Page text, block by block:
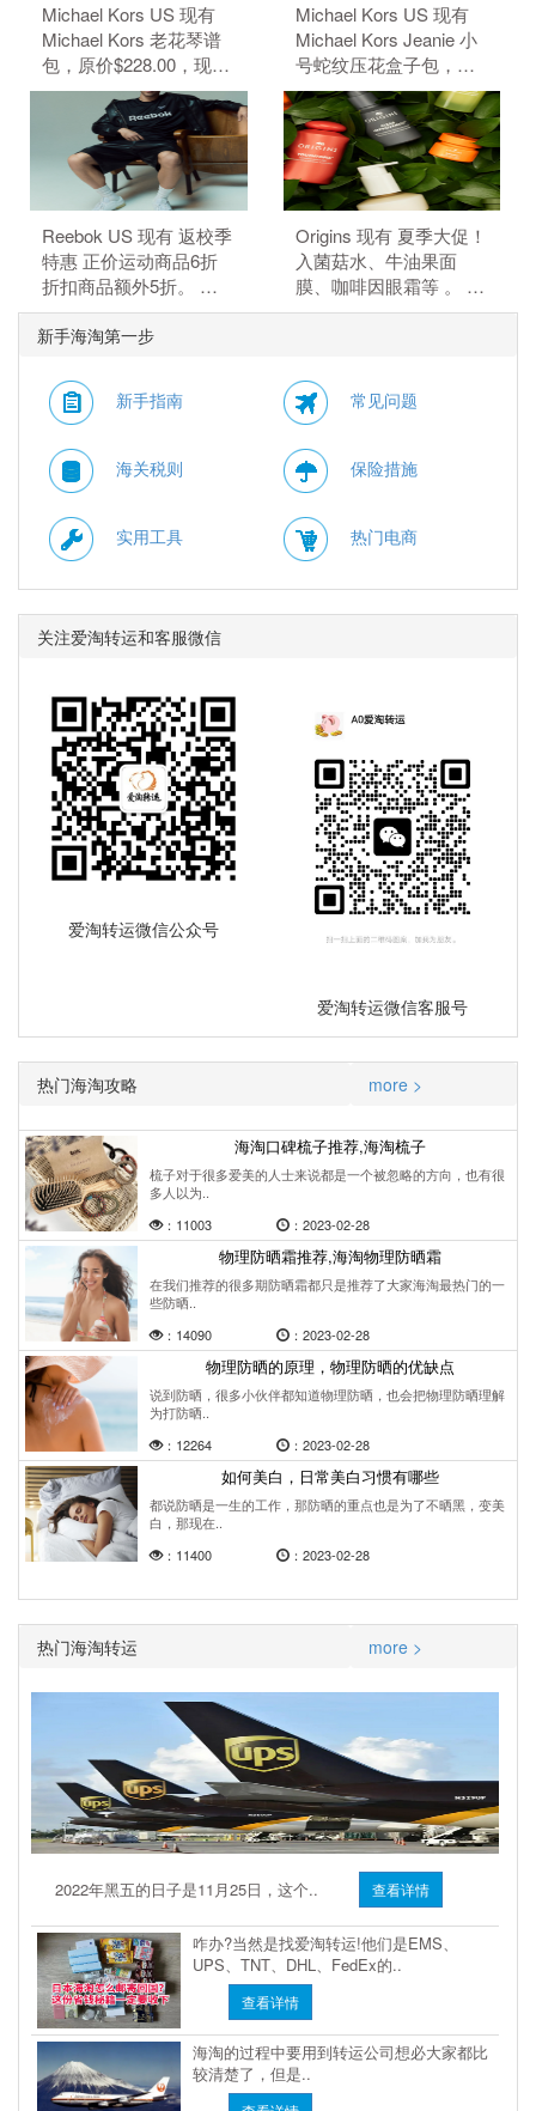
Michael Kors US 现有
Michael Kors 老花琴谱
包，原价$228.00，现特
价$50.15（约339.68
元）。 额外8.5折，需要
使用优惠码：
EXTRA15。
Michael Kors US 现有
Michael Kors Jeanie 小
号蛇纹压花盒子包，原
价$428，现特价
$84.99（约575.66
元）。 额外8.5折，需要
使用优惠码：
EXTRA15。
Reebok US 现有 返校季
特惠 正价运动商品6折
折扣商品额外5折。 正
价商品6折，折扣商品额
外5折，需要使用优惠
Origins 现有 夏季大促！
入菌菇水、牛油果面
膜、咖啡因眼霜等 。 订
单满$115赠5件礼，需要
新手海淘第一步
新手指南 常见问题
海关税则 保险措施
实用工具 热门电商
关注爱淘转运和客服微信
爱淘转运微信公众号
爱淘转运微信客服号
热门海淘攻略 more >
海淘口碑梳子推荐,海淘梳子
梳子对于很多爱美的人士来说都是一个被忽略的方向，也有很
多人以为..
：11003
：2023-02-28
物理防晒霜推荐,海淘物理防晒霜
在我们推荐的很多期防晒霜都只是推荐了大家海淘最热门的一
些防晒..
：14090
：2023-02-28
物理防晒的原理，物理防晒的优缺点
说到防晒，很多小伙伴都知道物理防晒，也会把物理防晒理解
为打防晒..
：12264
：2023-02-28
如何美白，日常美白习惯有哪些
都说防晒是一生的工作，那防晒的重点也是为了不晒黑，变美
白，那现在..
：11400
：2023-02-28
热门海淘转运 more >
2022年黑五的日子是11月25日，这个.. 查看详情
咋办?当然是找爱淘转运!他们是EMS、
UPS、TNT、DHL、FedEx的..
查看详情
海淘的过程中要用到转运公司想必大家都比
较清楚了，但是..